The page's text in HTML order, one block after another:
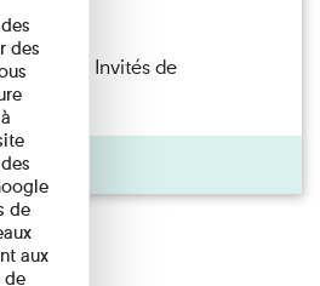
Les Invités de
...
des
de
aux
de